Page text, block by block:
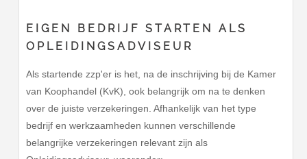
EIGEN BEDRIJF STARTEN ALS
OPLEIDINGSADVISEUR
Als startende zzp'er is het, na de inschrijving bij de Kamer
van Koophandel (KvK), ook belangrijk om na te denken
over de juiste verzekeringen. Afhankelijk van het type
bedrijf en werkzaamheden kunnen verschillende
belangrijke verzekeringen relevant zijn als